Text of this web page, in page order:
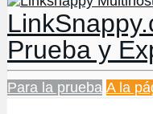
Prueba y
Para la prueba A la